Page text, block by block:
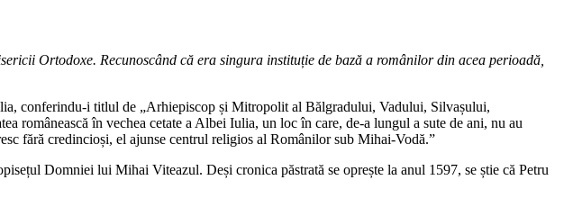
Ortodoxe. Recunoscând că era singura instituție de bază a românilor din acea perioadă,
conferindu-i titlul de „Arhiepiscop și Mitropolit al Bălgradului, Vadului, Silvașului,
românească în vechea cetate a Albei Iulia, un loc în care, de-a lungul a sute de ani, nu au
fără credincioși, el ajunse centrul religios al Românilor sub Mihai-Vodă.”
Domniei lui Mihai Viteazul. Deși cronica păstrată se oprește la anul 1597, se știe că Petru